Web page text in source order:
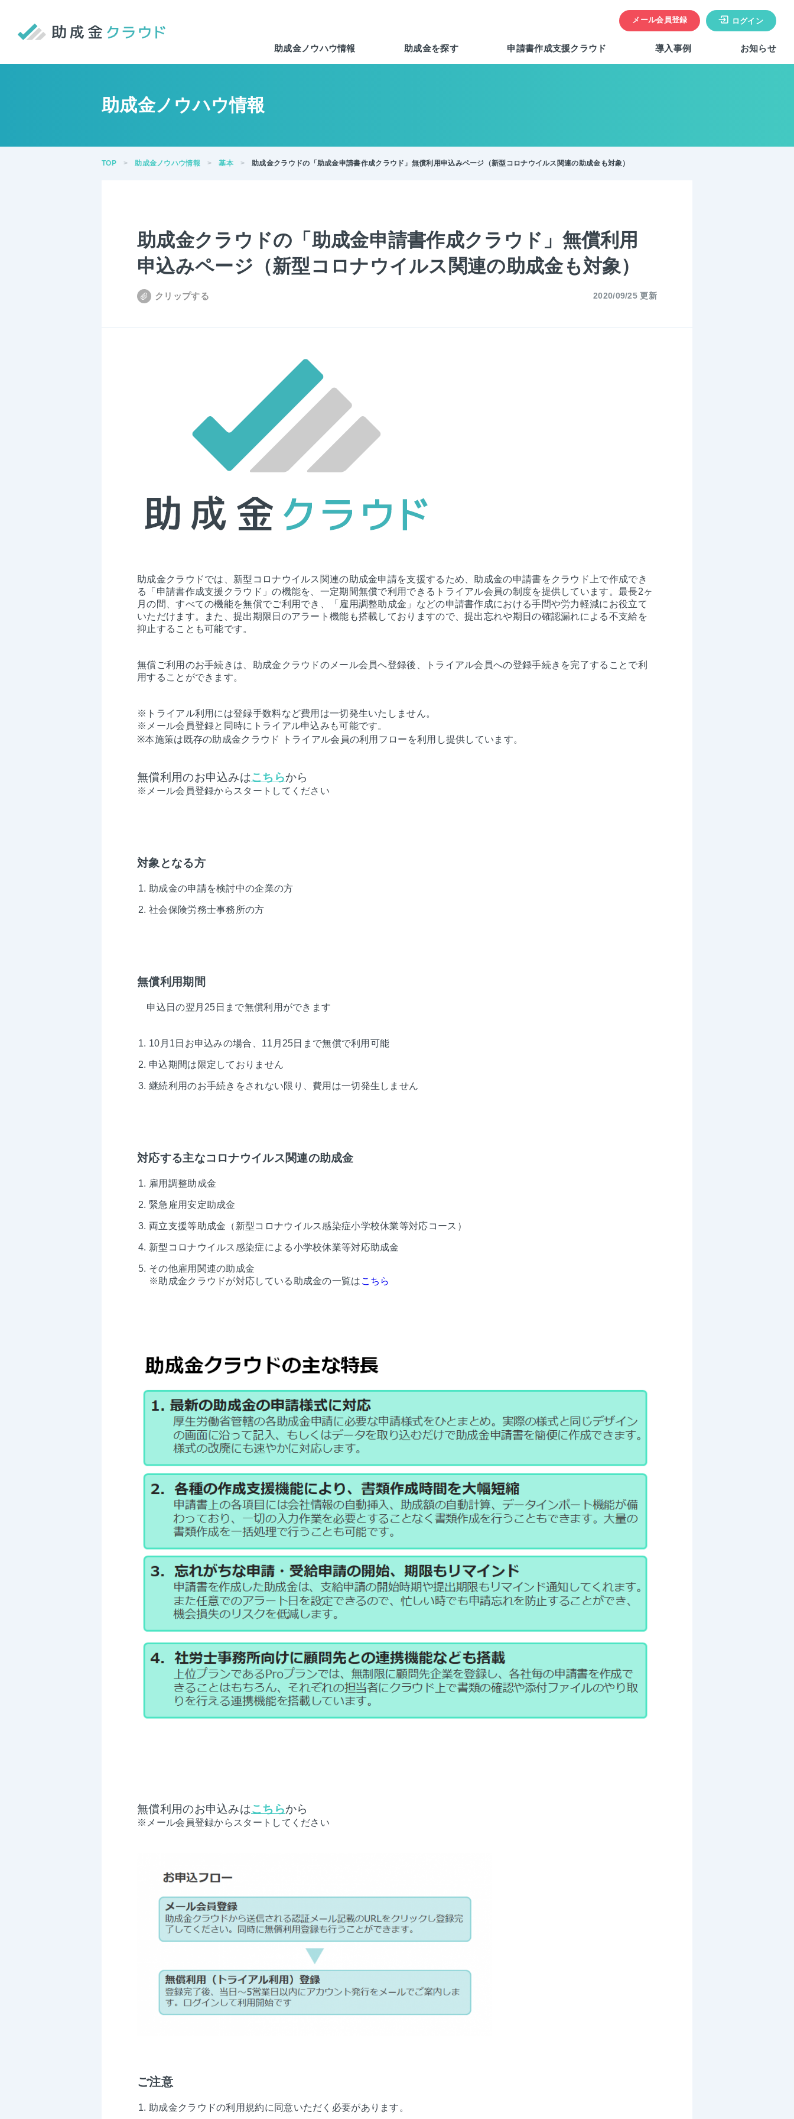
メール会員登録 ログイン
助成金ノウハウ情報 助成金を探す 申請書作成支援クラウド 導入事例 お知らせ
助成金ノウハウ情報
TOP 助成金ノウハウ情報 基本 助成金クラウドの「助成金申請書作成クラウド」無償利用申込みページ（新型コロナウイルス関連の助成金も対象）
助成金クラウドの「助成金申請書作成クラウド」無償利用
申込みページ（新型コロナウイルス関連の助成金も対象）
2020/09/25 更新
助成金クラウドでは、新型コロナウイルス関連の助成金申請を支援するため、助成金の申請書をクラウド上で作成でき
る「申請書作成支援クラウド」の機能を、一定期間無償で利用できるトライアル会員の制度を提供しています。最長2ヶ
月の間、すべての機能を無償でご利用でき、「雇用調整助成金」などの申請書作成における手間や労力軽減にお役立て
いただけます。また、提出期限日のアラート機能も搭載しておりますので、提出忘れや期日の確認漏れによる不支給を
抑止することも可能です。
無償ご利用のお手続きは、助成金クラウドのメール会員へ登録後、トライアル会員への登録手続きを完了することで利
用することができます。
※トライアル利用には登録手数料など費用は一切発生いたしません。
※メール会員登録と同時にトライアル申込みも可能です。
※本施策は既存の助成金クラウド トライアル会員の利用フローを利用し提供しています。
無償利用のお申込みはこちらから
※メール会員登録からスタートしてください
対象となる方
助成金の申請を検討中の企業の方
社会保険労務士事務所の方
無償利用期間
申込日の翌月25日まで無償利用ができます
10月1日お申込みの場合、11月25日まで無償で利用可能
申込期間は限定しておりません
継続利用のお手続きをされない限り、費用は一切発生しません
対応する主なコロナウイルス関連の助成金
雇用調整助成金
緊急雇用安定助成金
両立支援等助成金（新型コロナウイルス感染症小学校休業等対応コース）
新型コロナウイルス感染症による小学校休業等対応助成金
その他雇用関連の助成金
※助成金クラウドが対応している助成金の一覧は こちら
無償利用のお申込みはこちらから
※メール会員登録からスタートしてください
ご注意
助成金クラウドの利用規約に同意いただく必要があります。